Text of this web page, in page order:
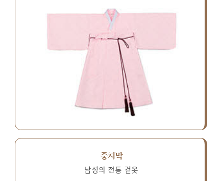
중치막
남성의 전통 겉옷